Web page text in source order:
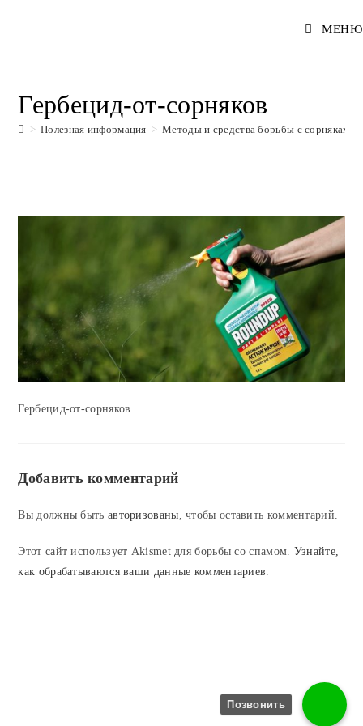
МЕНЮ
Гербецид-от-сорняков
> Полезная информация > Методы и средства борьбы с сорняками
Гербецид-от-сорняков
Добавить комментарий
Вы должны быть авторизованы , чтобы оставить комментарий.
Этот сайт использует Akismet для борьбы со спамом. Узнайте,
как обрабатываются ваши данные комментариев
Позвонить